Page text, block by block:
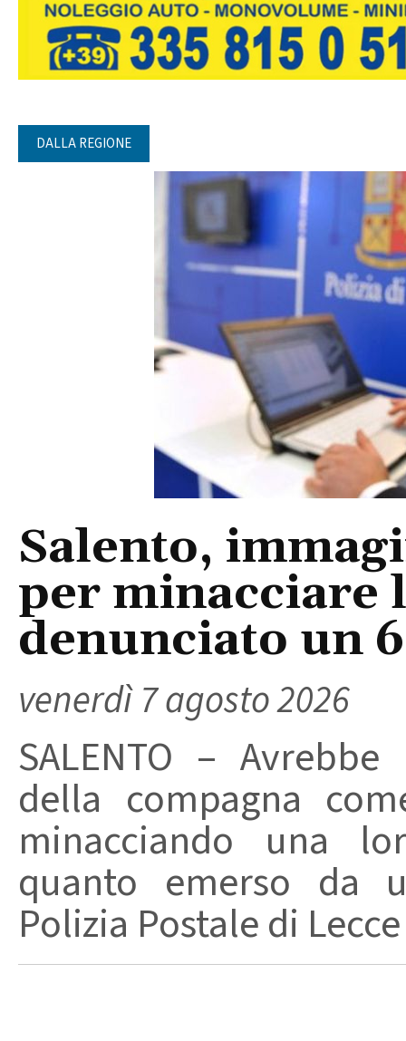
DALLA REGIONE
Salento,
per minacciare
denunciato un
venerdì 7 agosto 2026
SALENTO –
della compagna
minacciando una
quanto emerso da
Polizia Postale di